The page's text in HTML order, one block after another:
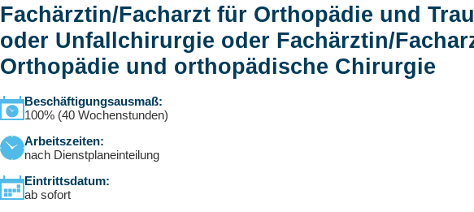
Fachärztin/Facharzt für Orthopädie und
oder Unfallchirurgie oder Fachärztin/
Orthopädie und orthopädische Chirurgie
Beschäftigungsausmaß:
100% (40 Wochenstunden)
Arbeitszeiten:
nach Dienstplaneinteilung
Eintrittsdatum:
ab sofort